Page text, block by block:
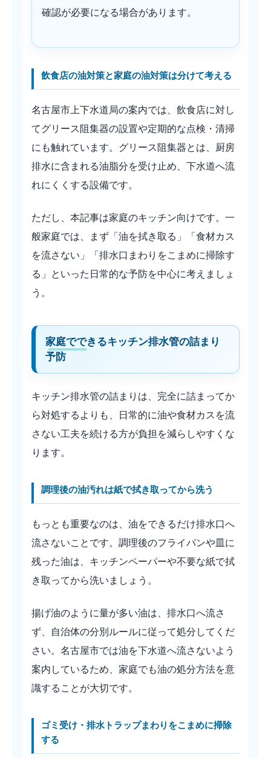
確認が必要になる場合があります。
飲食店の油対策と家庭の油対策は分けて考える
名古屋市上下水道局の案内では、飲食店に対し
てグリース阻集器の設置や定期的な点検・清掃
にも触れています。グリース阻集器とは、厨房
排水に含まれる油脂分を受け止め、下水道へ流
れにくくする設備です。
ただし、本記事は家庭のキッチン向けです。一
般家庭では、まず「油を拭き取る」「食材カス
を流さない」「排水口まわりをこまめに掃除す
る」といった日常的な予防を中心に考えましょ
う。
家庭でできるキッチン排水管の詰まり
予防
キッチン排水管の詰まりは、完全に詰まってか
ら対処するよりも、日常的に油や食材カスを流
さない工夫を続ける方が負担を減らしやすくな
ります。
調理後の油汚れは紙で拭き取ってから洗う
もっとも重要なのは、油をできるだけ排水口へ
流さないことです。調理後のフライパンや皿に
残った油は、キッチンペーパーや不要な紙で拭
き取ってから洗いましょう。
揚げ油のように量が多い油は、排水口へ流さ
ず、自治体の分別ルールに従って処分してくだ
さい。名古屋市では油を下水道へ流さないよう
案内しているため、家庭でも油の処分方法を意
識することが大切です。
ゴミ受け・排水トラップまわりをこまめに掃除
する